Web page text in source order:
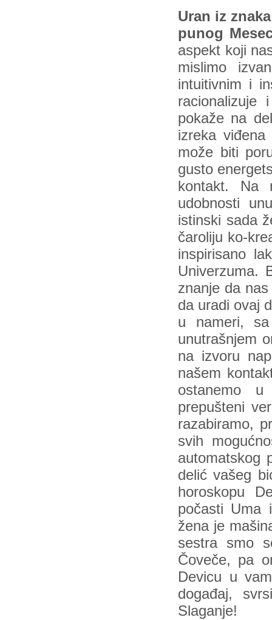
Uran iz
punog
aspekt koji
mislimo
intuitivnim i
pokaže na
izreka
može biti
gusto
kontakt. Na
udobnosti
istinski sada
čaroliju ko-
inspirisano
Univerzuma.
znanje da
da uradi ovaj
u nameri,
unutrašnjem
na izvoru
našem
ostanemo
prepušteni
razabiramo,
svih
automatskog
delić vašeg
horoskopu
počasti Uma
žena je
sestra smo
Čoveče, pa
Devicu u
događaj,
Slaganje!